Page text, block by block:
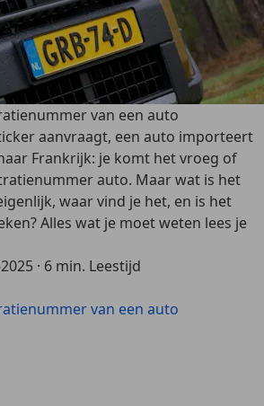
van een auto
aanvraagt, een auto importeert
Frankrijk: je komt het vroeg of
auto. Maar wat is het
waar vind je het, en is het
Alles wat je moet weten lees je
· 6 min. Leestijd
van een auto